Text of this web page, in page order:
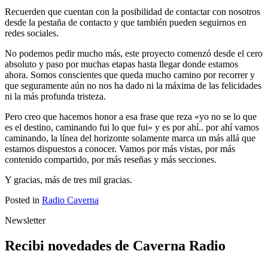
Recuerden que cuentan con la posibilidad de contactar con nosotros
desde la pestaña de contacto y que también pueden seguirnos en
redes sociales.
No podemos pedir mucho más, este proyecto comenzó desde el cero
absoluto y paso por muchas etapas hasta llegar donde estamos
ahora. Somos conscientes que queda mucho camino por recorrer y
que seguramente aún no nos ha dado ni la máxima de las felicidades
ni la más profunda tristeza.
Pero creo que hacemos honor a esa frase que reza «yo no se lo que
es el destino, caminando fui lo que fui» y es por ahí.. por ahí vamos
caminando, la línea del horizonte solamente marca un más allá que
estamos dispuestos a conocer. Vamos por más vistas, por más
contenido compartido, por más reseñas y más secciones.
Y gracias, más de tres mil gracias.
Posted in Radio Caverna
Newsletter
Recibi novedades de Caverna Radio